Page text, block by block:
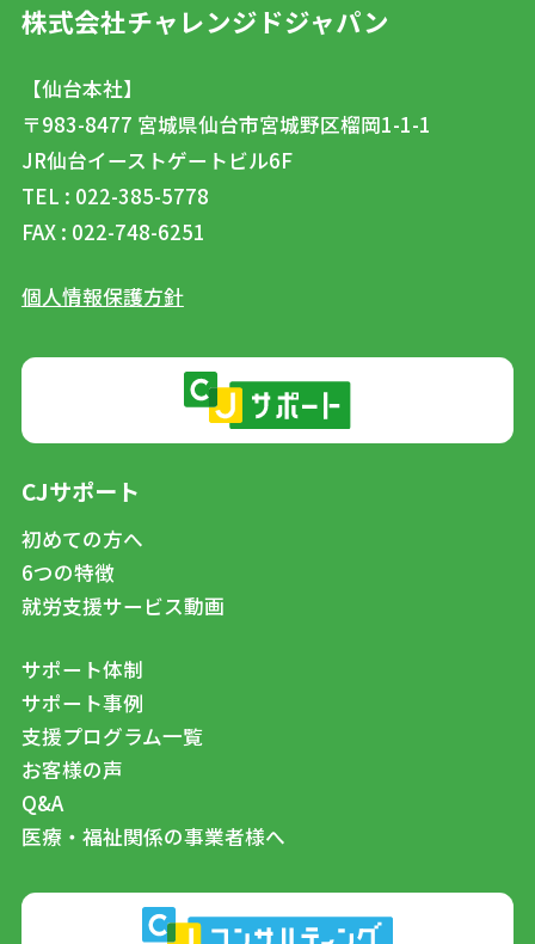
株式会社チャレンジドジャパン
【仙台本社】
〒983-8477 宮城県仙台市宮城野区榴岡1-1-1
JR仙台イーストゲートビル6F
TEL : 022-385-5778
FAX : 022-748-6251
個人情報保護方針
CJサポート
初めての方へ
6つの特徴
就労支援サービス動画
サポート体制
サポート事例
支援プログラム一覧
お客様の声
Q&A
医療・福祉関係の事業者様へ